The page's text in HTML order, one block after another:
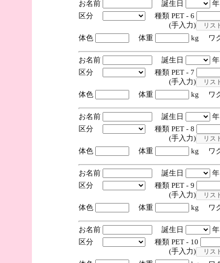
お名前 誕生日
区分
種類 PET - 6
(手入力)
体色
体重 kg ワ
お名前 誕生日
区分
種類 PET - 7
(手入力)
体色
体重 kg ワ
お名前 誕生日
区分
種類 PET - 8
(手入力)
体色
体重 kg ワ
お名前 誕生日
区分
種類 PET - 9
(手入力)
体色
体重 kg ワ
お名前 誕生日
区分
種類 PET - 10
(手入力)